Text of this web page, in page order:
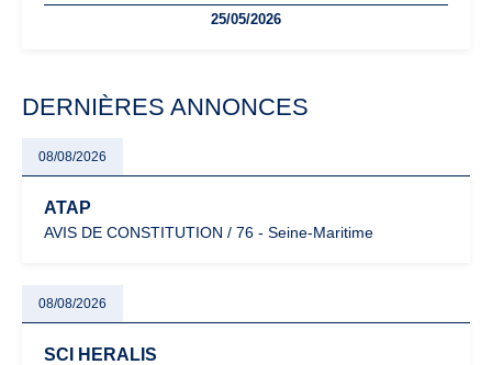
facturation ou risque de bascule vers la TVA : les règles
25/05/2026
DERNIÈRES ANNONCES
08/08/2026
ATAP
AVIS DE CONSTITUTION / 76 - Seine-Maritime
08/08/2026
SCI HERALIS